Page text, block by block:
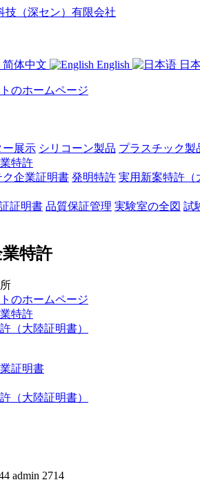
简体中文 English 日
のホームページ
ー展示 シリコーン製品 プラスチック製
特許
ク企業証明書 発明特許 実用新案特許（
証明書 品質保証管理 実験室の全図 試
特許
のホームページ
特許
（大陸証明書）
証明書
（大陸証明書）
admin 2714